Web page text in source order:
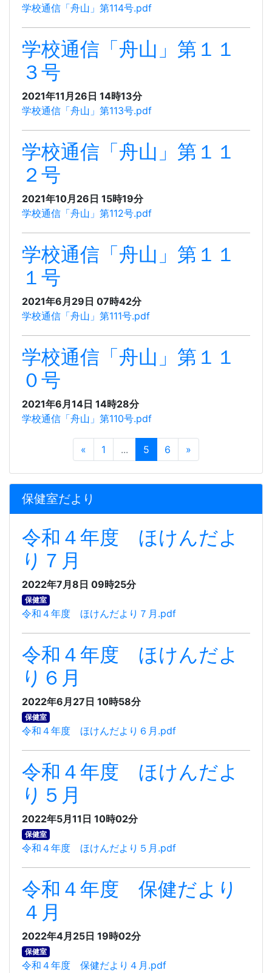
学校通信「舟山」第114号.pdf
学校通信「舟山」第１１
３号
2021年11月26日 14時13分
学校通信「舟山」第113号.pdf
学校通信「舟山」第１１
２号
2021年10月26日 15時19分
学校通信「舟山」第112号.pdf
学校通信「舟山」第１１
１号
2021年6月29日 07時42分
学校通信「舟山」第111号.pdf
学校通信「舟山」第１１
０号
2021年6月14日 14時28分
学校通信「舟山」第110号.pdf
« 1 ... 5 6 »
保健室だより
令和４年度 ほけんだよ
り７月
2022年7月8日 09時25分
保健室
令和４年度 ほけんだより７月.pdf
令和４年度 ほけんだよ
り６月
2022年6月27日 10時58分
保健室
令和４年度 ほけんだより６月.pdf
令和４年度 ほけんだよ
り５月
2022年5月11日 10時02分
保健室
令和４年度 ほけんだより５月.pdf
令和４年度 保健だより
４月
2022年4月25日 19時02分
保健室
令和４年度 保健だより４月.pdf